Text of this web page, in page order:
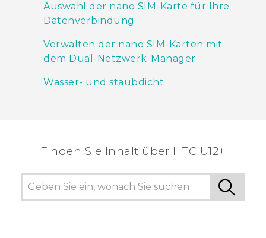
Auswahl der nano SIM-Karte für Ihre
Datenverbindung
Verwalten der nano SIM-Karten mit
dem Dual-Netzwerk-Manager
Wasser- und staubdicht
Finden Sie Inhalt über‎ HTC U12+